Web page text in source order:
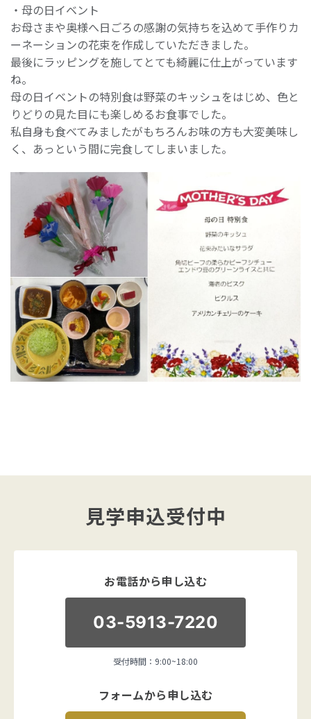
・母の日イベント
お母さまや奥様へ日ごろの感謝の気持ちを込めて手作りカ
ーネーションの花束を作成していただきました。
最後にラッピングを施してとても綺麗に仕上がっています
ね。
母の日イベントの特別食は野菜のキッシュをはじめ、色と
りどりの見た目にも楽しめるお食事でした。
私自身も食べてみましたがもちろんお味の方も大変美味し
く、あっという間に完食してしまいました。
見学申込受付中
お電話から申し込む
03-5913-7220
受付時間：9:00~18:00
フォームから申し込む